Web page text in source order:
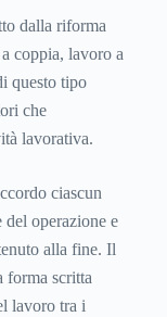
dalla riforma
coppia, lavoro a
questo tipo
che
lavorativa.
ciascun
del operazione e
alla fine. Il
forma scritta
lavoro tra i